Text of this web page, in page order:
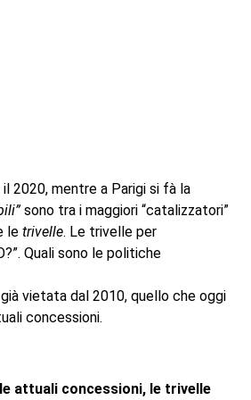
2020, mentre a Parigi si fà la
sono tra i maggiori “catalizzatori”
le trivelle. Le trivelle per
Quali sono le politiche
vietata dal 2010, quello che oggi
concessioni.
attuali concessioni, le trivelle